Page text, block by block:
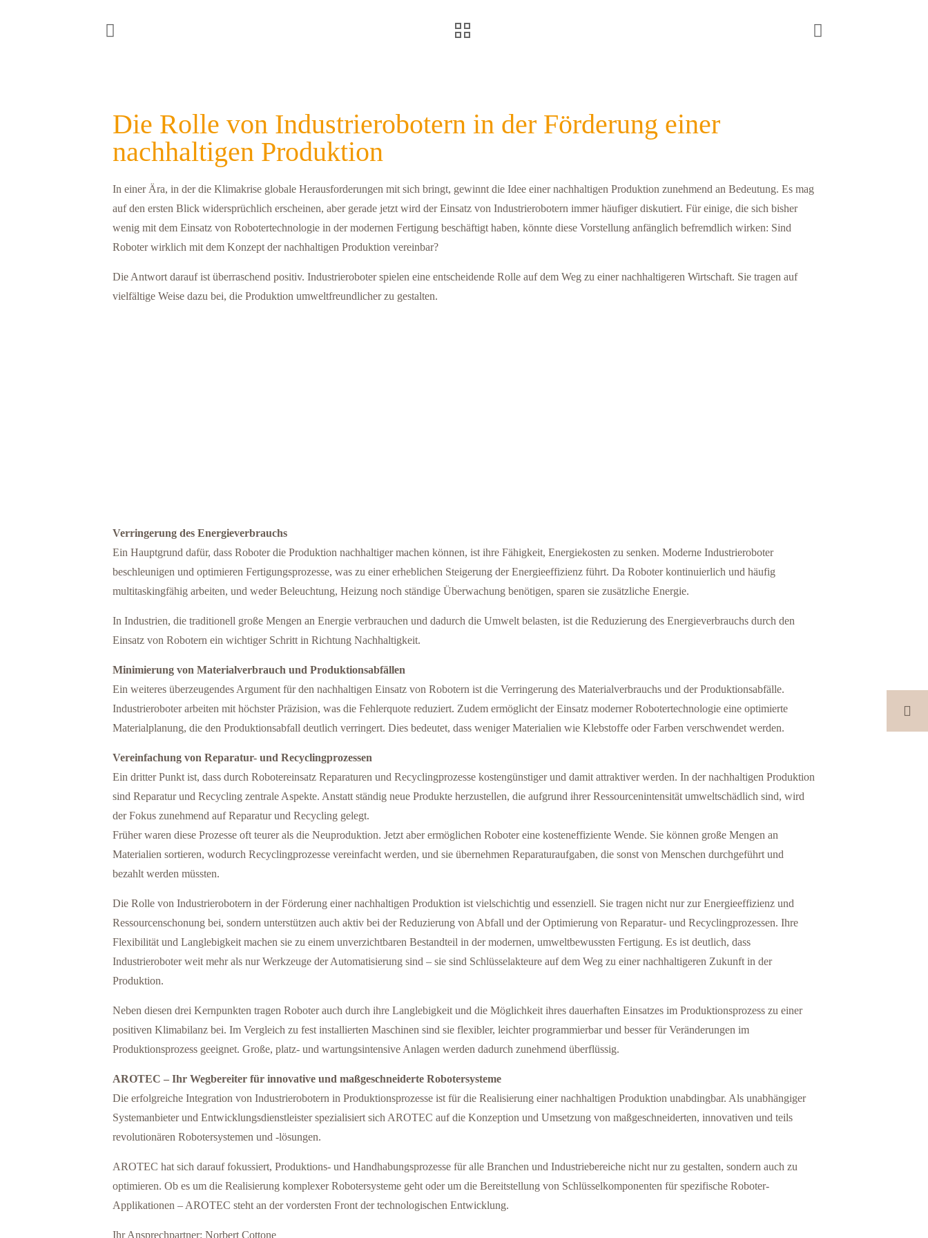
Die Rolle von Industrierobotern in der Förderung einer
nachhaltigen Produktion
In einer Ära, in der die Klimakrise globale Herausforderungen mit sich bringt, gewinnt die Idee einer nachhaltigen Produktion zunehmend an Bedeutung. Es mag
auf den ersten Blick widersprüchlich erscheinen, aber gerade jetzt wird der Einsatz von Industrierobotern immer häufiger diskutiert. Für einige, die sich bisher
wenig mit dem Einsatz von Robotertechnologie in der modernen Fertigung beschäftigt haben, könnte diese Vorstellung anfänglich befremdlich wirken: Sind
Roboter wirklich mit dem Konzept der nachhaltigen Produktion vereinbar?
Die Antwort darauf ist überraschend positiv. Industrieroboter spielen eine entscheidende Rolle auf dem Weg zu einer nachhaltigeren Wirtschaft. Sie tragen auf
vielfältige Weise dazu bei, die Produktion umweltfreundlicher zu gestalten.
Verringerung des Energieverbrauchs
Ein Hauptgrund dafür, dass Roboter die Produktion nachhaltiger machen können, ist ihre Fähigkeit, Energiekosten zu senken. Moderne Industrieroboter
beschleunigen und optimieren Fertigungsprozesse, was zu einer erheblichen Steigerung der Energieeffizienz führt. Da Roboter kontinuierlich und häufig
multitaskingfähig arbeiten, und weder Beleuchtung, Heizung noch ständige Überwachung benötigen, sparen sie zusätzliche Energie.
In Industrien, die traditionell große Mengen an Energie verbrauchen und dadurch die Umwelt belasten, ist die Reduzierung des Energieverbrauchs durch den
Einsatz von Robotern ein wichtiger Schritt in Richtung Nachhaltigkeit.
Minimierung von Materialverbrauch und Produktionsabfällen
Ein weiteres überzeugendes Argument für den nachhaltigen Einsatz von Robotern ist die Verringerung des Materialverbrauchs und der Produktionsabfälle.
Industrieroboter arbeiten mit höchster Präzision, was die Fehlerquote reduziert. Zudem ermöglicht der Einsatz moderner Robotertechnologie eine optimierte
Materialplanung, die den Produktionsabfall deutlich verringert. Dies bedeutet, dass weniger Materialien wie Klebstoffe oder Farben verschwendet werden.
Vereinfachung von Reparatur- und Recyclingprozessen
Ein dritter Punkt ist, dass durch Robotereinsatz Reparaturen und Recyclingprozesse kostengünstiger und damit attraktiver werden. In der nachhaltigen Produktion
sind Reparatur und Recycling zentrale Aspekte. Anstatt ständig neue Produkte herzustellen, die aufgrund ihrer Ressourcenintensität umweltschädlich sind, wird
der Fokus zunehmend auf Reparatur und Recycling gelegt.
Früher waren diese Prozesse oft teurer als die Neuproduktion. Jetzt aber ermöglichen Roboter eine kosteneffiziente Wende. Sie können große Mengen an
Materialien sortieren, wodurch Recyclingprozesse vereinfacht werden, und sie übernehmen Reparaturaufgaben, die sonst von Menschen durchgeführt und
bezahlt werden müssten.
Die Rolle von Industrierobotern in der Förderung einer nachhaltigen Produktion ist vielschichtig und essenziell. Sie tragen nicht nur zur Energieeffizienz und
Ressourcenschonung bei, sondern unterstützen auch aktiv bei der Reduzierung von Abfall und der Optimierung von Reparatur- und Recyclingprozessen. Ihre
Flexibilität und Langlebigkeit machen sie zu einem unverzichtbaren Bestandteil in der modernen, umweltbewussten Fertigung. Es ist deutlich, dass
Industrieroboter weit mehr als nur Werkzeuge der Automatisierung sind – sie sind Schlüsselakteure auf dem Weg zu einer nachhaltigeren Zukunft in der
Produktion.
Neben diesen drei Kernpunkten tragen Roboter auch durch ihre Langlebigkeit und die Möglichkeit ihres dauerhaften Einsatzes im Produktionsprozess zu einer
positiven Klimabilanz bei. Im Vergleich zu fest installierten Maschinen sind sie flexibler, leichter programmierbar und besser für Veränderungen im
Produktionsprozess geeignet. Große, platz- und wartungsintensive Anlagen werden dadurch zunehmend überflüssig.
AROTEC – Ihr Wegbereiter für innovative und maßgeschneiderte Robotersysteme
Die erfolgreiche Integration von Industrierobotern in Produktionsprozesse ist für die Realisierung einer nachhaltigen Produktion unabdingbar. Als unabhängiger
Systemanbieter und Entwicklungsdienstleister spezialisiert sich AROTEC auf die Konzeption und Umsetzung von maßgeschneiderten, innovativen und teils
revolutionären Robotersystemen und -lösungen.
AROTEC hat sich darauf fokussiert, Produktions- und Handhabungsprozesse für alle Branchen und Industriebereiche nicht nur zu gestalten, sondern auch zu
optimieren. Ob es um die Realisierung komplexer Robotersysteme geht oder um die Bereitstellung von Schlüsselkomponenten für spezifische Roboter-
Applikationen – AROTEC steht an der vordersten Front der technologischen Entwicklung.
Ihr Ansprechpartner: Norbert Cottone